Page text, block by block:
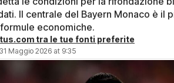
Il centrale del Bayern Monaco è il
economiche.
tra le tue fonti preferite
Maggio 2026 at 9:35